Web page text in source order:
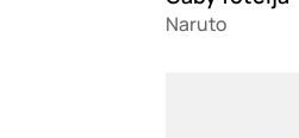
Naruto